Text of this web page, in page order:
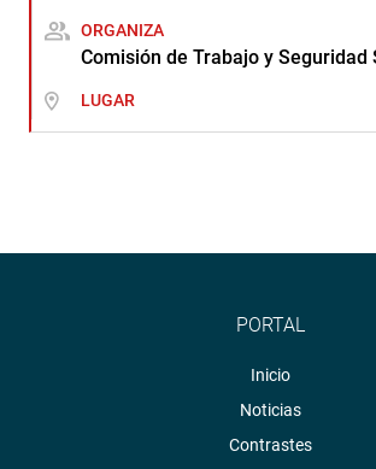
ORGANIZA
Comisión de Trabajo y Seguridad
LUGAR
PORTAL
Inicio
Noticias
Contrastes